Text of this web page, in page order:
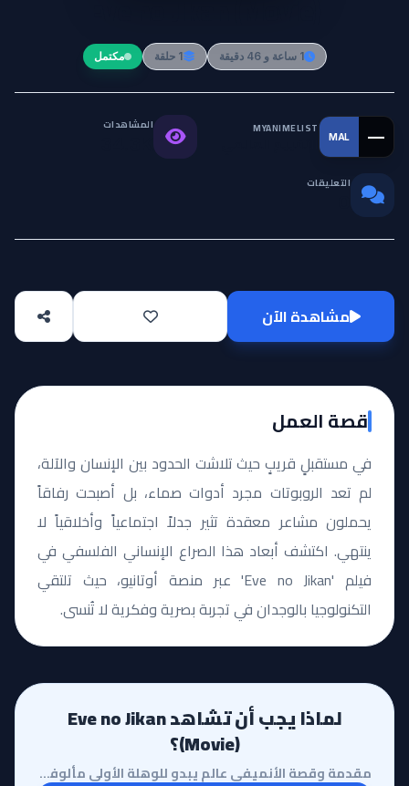
Eve no Jikan (Movie)
1 ساعة و 46 دقيقة 1 حلقة مكتمل
MAL —
MYANIMELIST المشاهدات
التعليقات
مشاهدة الآن
قصة العمل
في مستقبلٍ قريبٍ حيث تلاشت الحدود بين الإنسان والآلة،
لم تعد الروبوتات مجرد أدوات صماء، بل أصبحت رفاقاً
يحملون مشاعر معقدة تثير جدلاً اجتماعياً وأخلاقياً لا
ينتهي. اكتشف أبعاد هذا الصراع الإنساني الفلسفي في
فيلم 'Eve no Jikan' عبر منصة أوتانيو، حيث تلتقي
التكنولوجيا بالوجدان في تجربة بصرية وفكرية لا تُنسى.
لماذا يجب أن تشاهد Eve no Jikan
(Movie)؟
مقدمة وقصة الأنميفي عالمٍ يبدو للوهلة الأولى مألوفاً ولكنه يحمل في طياته بذور تغيير جذري، يأخذنا أنم...